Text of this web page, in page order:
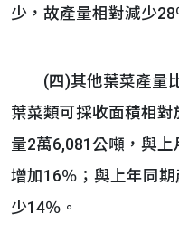
少，故產量相對減少28
(四)其他葉菜產量比
葉菜類可採收面積相
量2萬6,081公噸，與上
增加16％；與上年同
少14％。